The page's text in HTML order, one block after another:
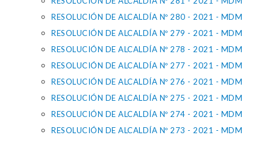
RESOLUCIÓN DE ALCALDÍA Nº 280 - 2021 - MDM
RESOLUCIÓN DE ALCALDÍA Nº 279 - 2021 - MDM
RESOLUCIÓN DE ALCALDÍA Nº 278 - 2021 - MDM
RESOLUCIÓN DE ALCALDÍA Nº 277 - 2021 - MDM
RESOLUCIÓN DE ALCALDÍA Nº 276 - 2021 - MDM
RESOLUCIÓN DE ALCALDÍA Nº 275 - 2021 - MDM
RESOLUCIÓN DE ALCALDÍA Nº 274 - 2021 - MDM
RESOLUCIÓN DE ALCALDÍA Nº 273 - 2021 - MDM